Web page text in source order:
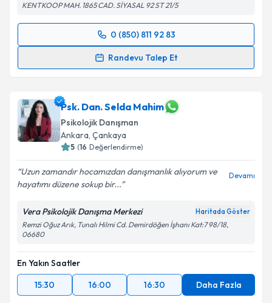
KENTKOOP MAH. 1865 CAD. SİYASAL 92 ST 21/5
0 (850) 811 92 83
Randevu Talep Et
Randevu Takvimi Talebi
için bir takvim hazırlandığında e-posta ile
bilgilendireceğiz.
E-posta Adresiniz
Metni'ni okudum ve kişisel verilerimin belirtilen
kapsamda işlenmesini kabul ediyorum.
Psk. Dan. Selda Mahim
Psikolojik Danışman
Ankara, Çankaya
5 (16 Değerlendirme)
Uzun zamandır hocamızdan danışmanlık alıyorum ve
hayatımı düzene sokup bir...
Devamı
Vera Psikolojik Danışma Merkezi Haritada Göster
Remzi Oğuz Arık, Tunalı Hilmi Cd. Demirdöğen İşhanı Kat:7 98/18,
06680
En Yakın Saatler
15:30
16:00 16:30 Daha Fazla